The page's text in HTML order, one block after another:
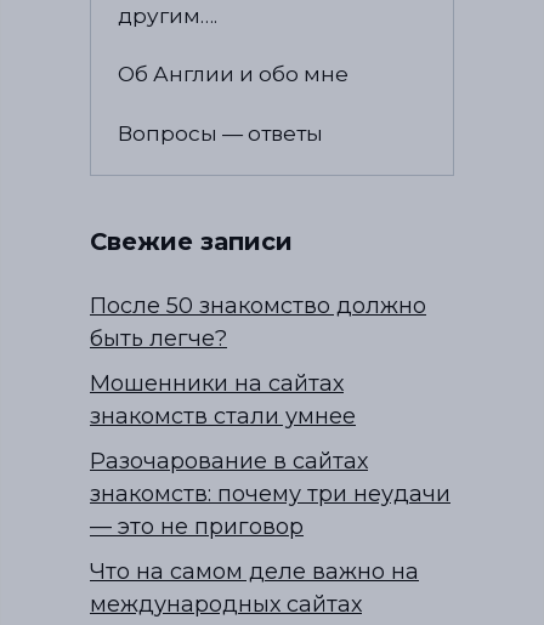
другим….
Об Англии и обо мне
Вопросы — ответы
Свежие записи
После 50 знакомство должно
быть легче?
Мошенники на сайтах
знакомств стали умнее
Разочарование в сайтах
знакомств: почему три неудачи
— это не приговор
Что на самом деле важно на
международных сайтах